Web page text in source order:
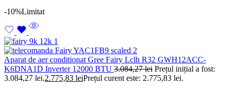
-10%Limitat
Aparat de aer conditionat Gree Fairy Lclh R32 GWH12ACC-
K6DNA1D Inverter 12000 BTU 3.084,27lei Prețul inițial a fost:
3.084,27 lei.2.775,83 leiPrețul curent este: 2.775,83 lei.